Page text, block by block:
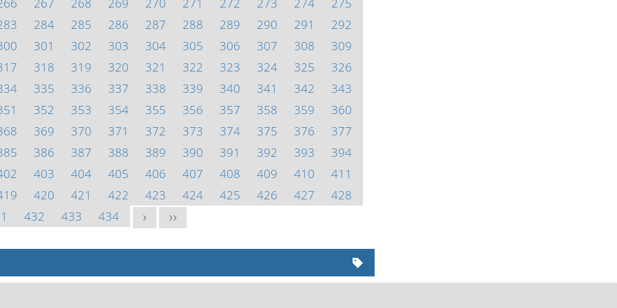
284 285 286 287 288 289 290 291
292
301 302 303 304 305 306 307 308
309
318 319 320 321 322 323 324 325
326
335 336 337 338 339 340 341 342
343
352 353 354 355 356 357 358 359
360
369 370 371 372 373 374 375 376
377
386 387 388 389 390 391 392 393
394
403 404 405 406 407 408 409 410
411
420 421 422 423 424 425 426 427
428
432 433 434 > >>